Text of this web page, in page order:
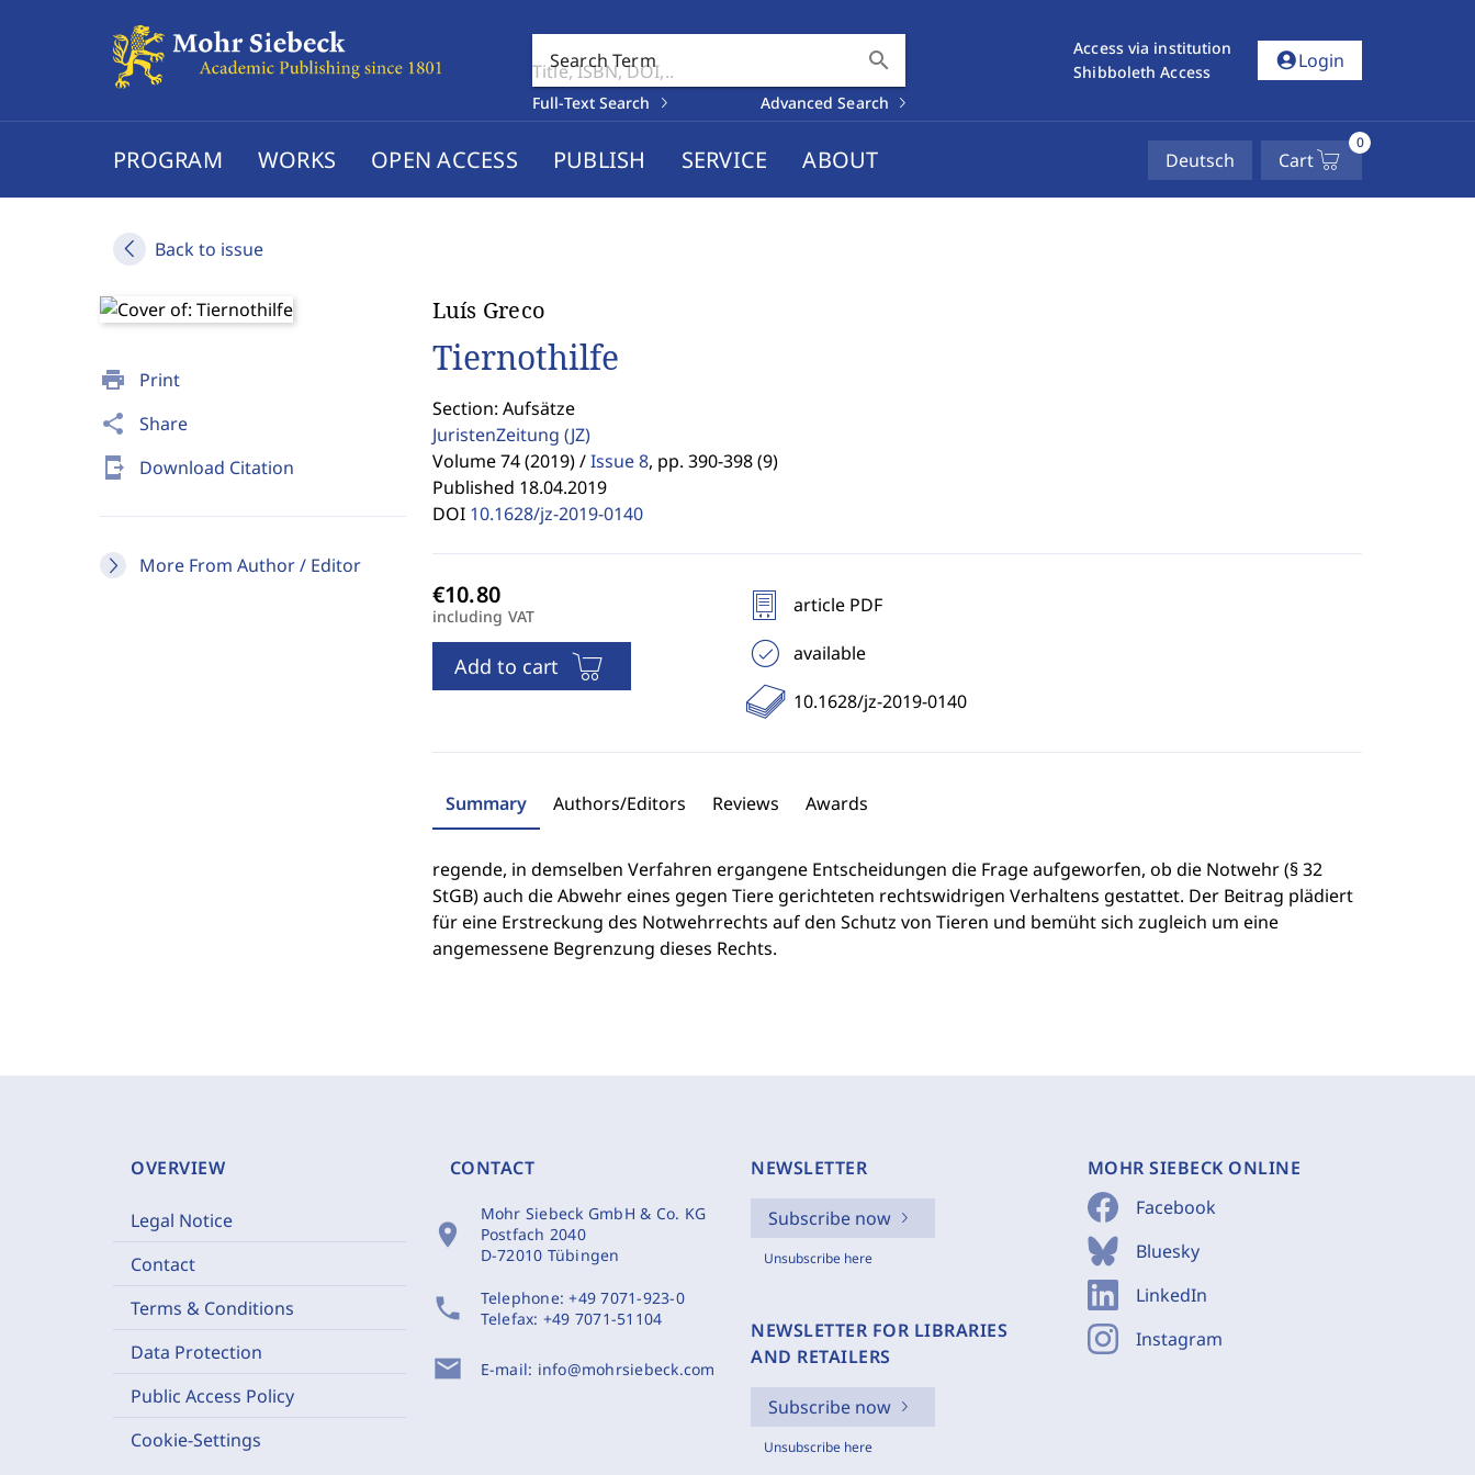
Search Term search
Full-Text Search Advanced Search
Access via institution
Shibboleth Access
account_circleLogin
PROGRAM WORKS OPEN ACCESS PUBLISH SERVICE ABOUT Deutsch Cart
0
Back to issue
print Print
share Share
send_to_mobile Download Citation
More From Author / Editor
Luís Greco
Tiernothilfe
Section: Aufsätze
JuristenZeitung (JZ)
Volume 74 (2019) / Issue 8, pp. 390-398 (9)
Published 18.04.2019
DOI 10.1628/jz-2019-0140
including VAT
Add to cart
article PDF
available
10.1628/jz-2019-0140
Summary Authors/Editors Reviews Awards
regende, in demselben Verfahren ergangene Entscheidungen die Frage aufgeworfen, ob die Notwehr (§ 32
StGB) auch die Abwehr eines gegen Tiere gerichteten rechtswidrigen Verhaltens gestattet. Der Beitrag plädiert
für eine Erstreckung des Notwehrrechts auf den Schutz von Tieren und bemüht sich zugleich um eine
angemessene Begrenzung dieses Rechts.
OVERVIEW
Legal Notice
Contact
Terms & Conditions
Data Protection
Public Access Policy
Cookie-Settings
CONTACT
location_on
Mohr Siebeck GmbH & Co. KG
Postfach 2040
D-72010 Tübingen
phone Telephone:+49 7071-923-0
Telefax: +49 7071-51104
mail E-mail: info@mohrsiebeck.com
NEWSLETTER
Subscribe now
Unsubscribe here
NEWSLETTER FOR LIBRARIES
AND RETAILERS
Subscribe now
Unsubscribe here
MOHR SIEBECK ONLINE
Facebook
Bluesky
LinkedIn
Instagram